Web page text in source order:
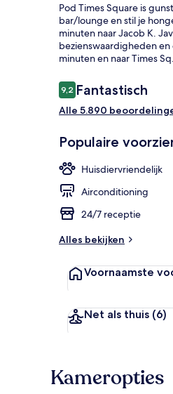
Pod Times Square is
bar/lounge en stil je
minuten naar Jacob K.
bezienswaardigheden en
minuten en naar Times
Beoordelingen
9,29,2 op 10 –
Fantastisch
Alle 5.890
Populaire
Huisdiervriendelijk
Airconditioning
24/7 receptie
Alles bekijken
Voornaamste
Net als thuis (6)
Kameropties